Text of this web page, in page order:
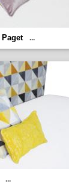
Paget ...
...